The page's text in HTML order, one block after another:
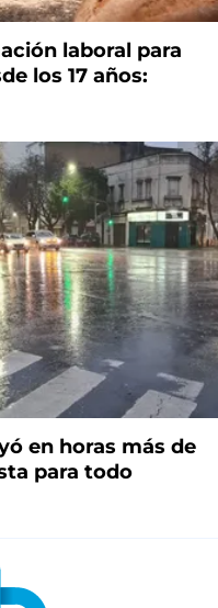
laboral para
los 17 años:
en horas más de
para todo